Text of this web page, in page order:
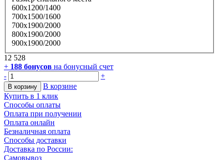
600х1200/1400
700х1500/1600
700х1900/2000
800х1900/2000
900х1900/2000
12 528
+ 188 бонусов на бонусный счет
-
+
В корзину
В корзине
Купить в 1 клик
Способы оплаты
Оплата при получении
Оплата онлайн
Безналичная оплата
Способы доставки
Доставка по России:
Самовывоз